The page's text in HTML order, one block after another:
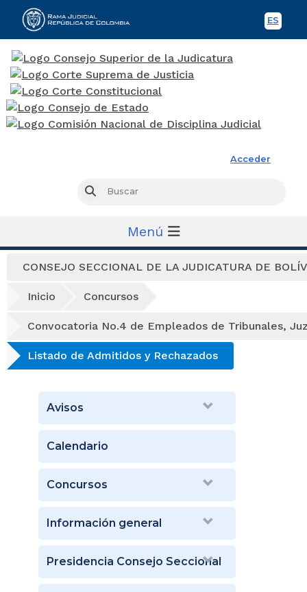
ES
Acceder
Buscar
Menú
CONSEJO SECCIONAL DE LA JUDICATURA DE
Inicio Concursos
Convocatoria No.4 de Empleados de Tribunales,
Listado de Admitidos y Rechazados
Avisos
Calendario
Concursos
Información general
Presidencia Consejo Seccional